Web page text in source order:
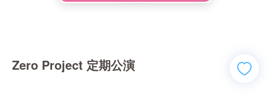
Zero Project 定期公演